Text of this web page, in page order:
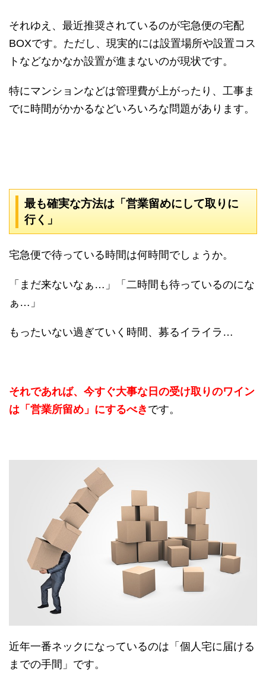
それゆえ、最近推奨されているのが宅急便の宅配
BOXです。ただし、現実的には設置場所や設置コス
トなどなかなか設置が進まないのが現状です。
特にマンションなどは管理費が上がったり、工事ま
でに時間がかかるなどいろいろな問題があります。
最も確実な方法は「営業留めにして取りに
行く」
宅急便で待っている時間は何時間でしょうか。
「まだ来ないなぁ…」「二時間も待っているのにな
ぁ…」
もったいない過ぎていく時間、募るイライラ…
それであれば、今すぐ大事な日の受け取りのワイン
は「営業所留め」にするべき です。
近年一番ネックになっているのは「個人宅に届ける
までの手間」です。